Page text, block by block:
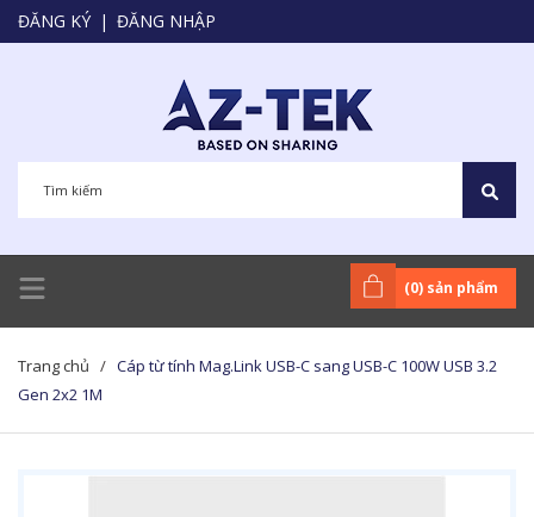
ĐĂNG KÝ | ĐĂNG NHẬP
(0) sản phẩm
Trang chủ / Cáp từ tính Mag.Link USB-C sang USB-C 100W USB 3.2
Gen 2x2 1M